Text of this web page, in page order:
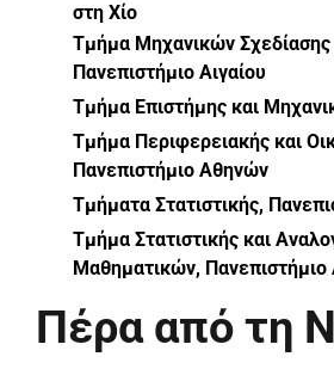
στη Χίο
Τμήμα Μηχανικών
Πανεπιστήμιο Αιγαίου
Τμήμα Επιστήμης και
Τμήμα Περιφερειακής και
Πανεπιστήμιο Αθηνών
Τμήματα Στατιστικής,
Τμήμα Στατιστικής και
Μαθηματικών, Πανεπιστήμιο
Πέρα από τη